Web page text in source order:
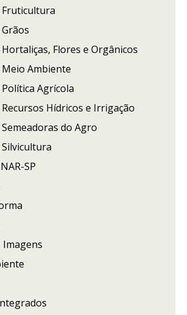
Fruticultura
Flores e Orgânicos
Ambiente
Agrícola
Hídricos e Irrigação
do Agro
SP
Imagens